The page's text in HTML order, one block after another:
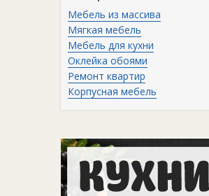
Мебель из массива
Мягкая мебель
Мебель для кухни
Оклейка обоями
Ремонт квартир
Корпусная мебель